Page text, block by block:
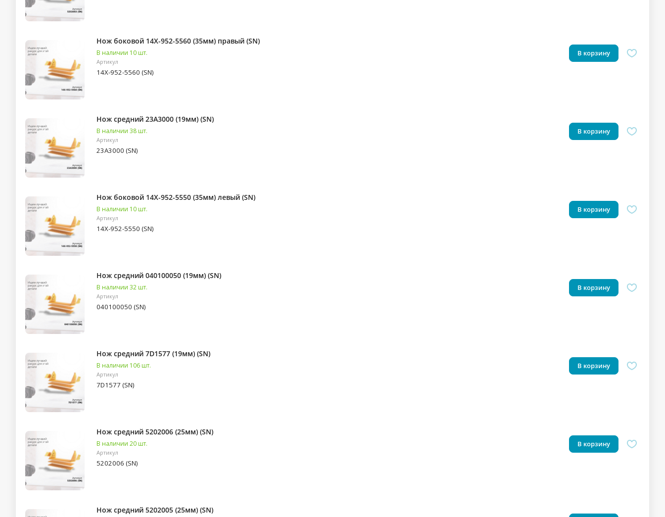
Нож боковой 14X-952-5560 (35мм) правый (SN)
В наличии 10 шт. В корзину
Артикул
14X-952-5560 (SN)
Нож средний 23A3000 (19мм) (SN)
В наличии 38 шт. В корзину
Артикул
23A3000 (SN)
Нож боковой 14X-952-5550 (35мм) левый (SN)
В наличии 10 шт. В корзину
Артикул
14X-952-5550 (SN)
Нож средний 040100050 (19мм) (SN)
В наличии 32 шт. В корзину
Артикул
040100050 (SN)
Нож средний 7D1577 (19мм) (SN)
В наличии 106 шт. В корзину
Артикул
7D1577 (SN)
Нож средний 5202006 (25мм) (SN)
В наличии 20 шт. В корзину
Артикул
5202006 (SN)
Нож средний 5202005 (25мм) (SN)